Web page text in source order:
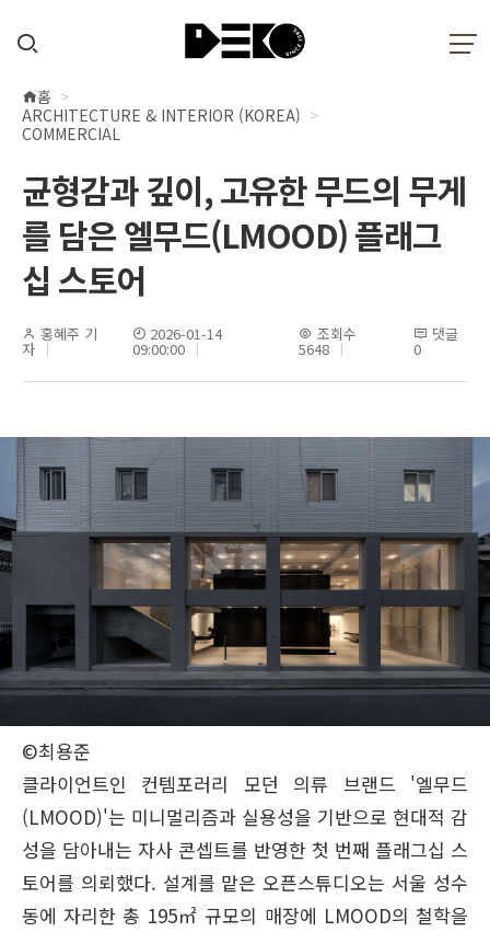
현
재
치
홈
ARCHITECTURE & INTERIOR (KOREA)
COMMERCIAL
균형감과 깊이, 고유한 무드의 무게
를 담은 엘무드(LMOOD) 플래그
십 스토어
홍혜주 기
자
2026-01-14
09:00:00
조회수
5648
댓글
0
©최용준
클라이언트인 컨템포러리 모던 의류 브랜드 '엘무드
(LMOOD)'는 미니멀리즘과 실용성을 기반으로 현대적 감
성을 담아내는 자사 콘셉트를 반영한 첫 번째 플래그십 스
토어를 의뢰했다. 설계를 맡은 오픈스튜디오는 서울 성수
동에 자리한 총 195㎡ 규모의 매장에 LMOOD의 철학을